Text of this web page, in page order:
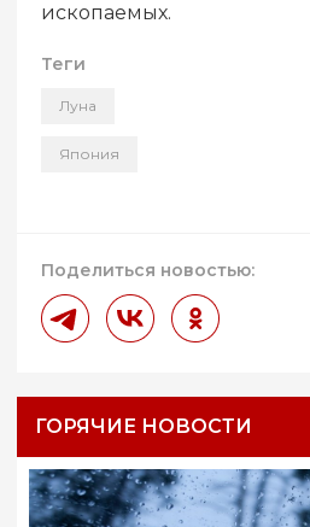
ископаемых.
Теги
Луна
Япония
Поделиться новостью:
ГОРЯЧИЕ НОВОСТИ